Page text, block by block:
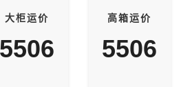
大柜运价
5506
高箱运价
5506